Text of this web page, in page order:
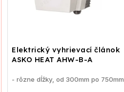
Elektrický vyhrievací článok
ASKO HEAT AHW-B-A
- rôzne dĺžky, od 300mm po 750mm